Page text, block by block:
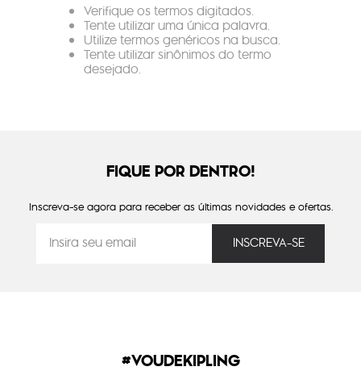
Verifique os termos digitados.
Tente utilizar uma única palavra.
Utilize termos genéricos na busca.
Tente utilizar sinônimos do termo
desejado.
FIQUE POR DENTRO!
Inscreva-se agora para receber as últimas novidades e ofertas.
#VOUDEKIPLING